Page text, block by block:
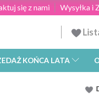
Wysyłka i
się z nami
KOŃCA LATA